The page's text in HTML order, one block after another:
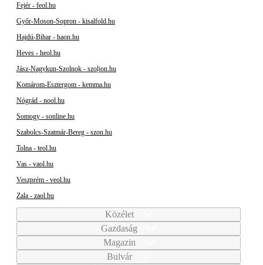
Fejér - feol.hu
Győr-Moson-Sopron - kisalfold.hu
Hajdú-Bihar - haon.hu
Heves - heol.hu
Jász-Nagykun-Szolnok - szoljon.hu
Komárom-Esztergom - kemma.hu
Nógrád - nool.hu
Somogy - sonline.hu
Szabolcs-Szatmár-Bereg - szon.hu
Tolna - teol.hu
Vas - vaol.hu
Veszprém - veol.hu
Zala - zaol.hu
Közélet
Gazdaság
Magazin
Bulvár